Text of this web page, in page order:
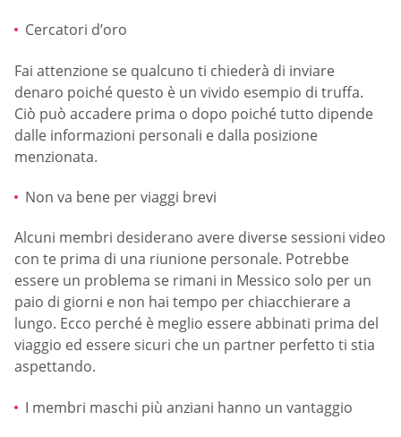
Cercatori d’oro
Fai attenzione se qualcuno ti chiederà di inviare
denaro poiché questo è un vivido esempio di truffa.
Ciò può accadere prima o dopo poiché tutto dipende
dalle informazioni personali e dalla posizione
menzionata.
Non va bene per viaggi brevi
Alcuni membri desiderano avere diverse sessioni video
con te prima di una riunione personale. Potrebbe
essere un problema se rimani in Messico solo per un
paio di giorni e non hai tempo per chiacchierare a
lungo. Ecco perché è meglio essere abbinati prima del
viaggio ed essere sicuri che un partner perfetto ti stia
aspettando.
I membri maschi più anziani hanno un vantaggio